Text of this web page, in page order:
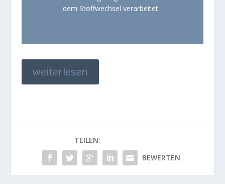
dem Stoffwechsel verarbeitet.
weiterlesen
TEILEN:
BEWERTEN